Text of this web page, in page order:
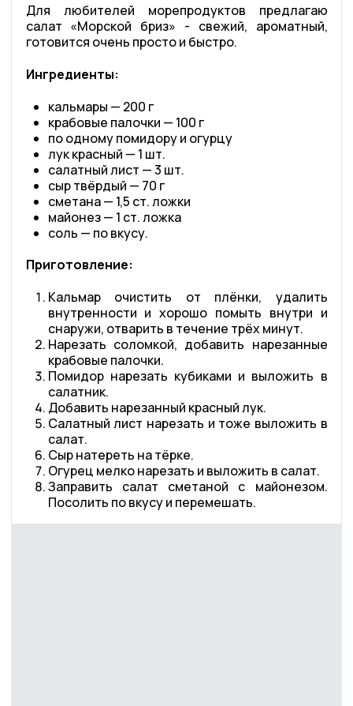
Для любителей морепродуктов предлагаю
салат «Морской бриз» - свежий, ароматный,
готовится очень просто и быстро.
Ингредиенты:
кальмары — 200 г
крабовые палочки — 100 г
по одному помидору и огурцу
лук красный — 1 шт.
салатный лист — 3 шт.
сыр твёрдый — 70 г
сметана — 1,5 ст. ложки
майонез — 1 ст. ложка
соль — по вкусу.
Приготовление:
Кальмар очистить от плёнки, удалить
внутренности и хорошо помыть внутри и
снаружи, отварить в течение трёх минут.
Нарезать соломкой, добавить нарезанные
крабовые палочки.
Помидор нарезать кубиками и выложить в
салатник.
Добавить нарезанный красный лук.
Салатный лист нарезать и тоже выложить в
салат.
Сыр натереть на тёрке.
Огурец мелко нарезать и выложить в салат.
Заправить салат сметаной с майонезом.
Посолить по вкусу и перемешать.